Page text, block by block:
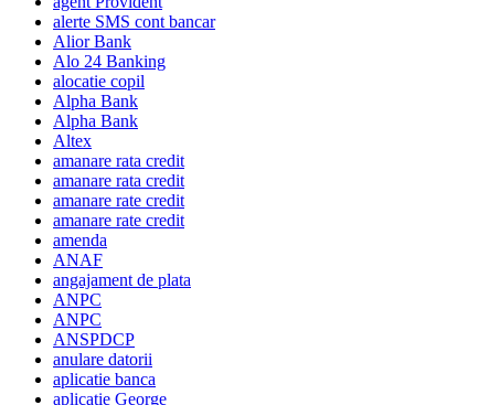
alerte SMS cont bancar
Alior Bank
Alo 24 Banking
alocatie copil
Alpha Bank
Alpha Bank
Altex
amanare rata credit
amanare rata credit
amanare rate credit
amanare rate credit
amenda
ANAF
angajament de plata
ANPC
ANPC
ANSPDCP
anulare datorii
aplicatie banca
aplicatie George